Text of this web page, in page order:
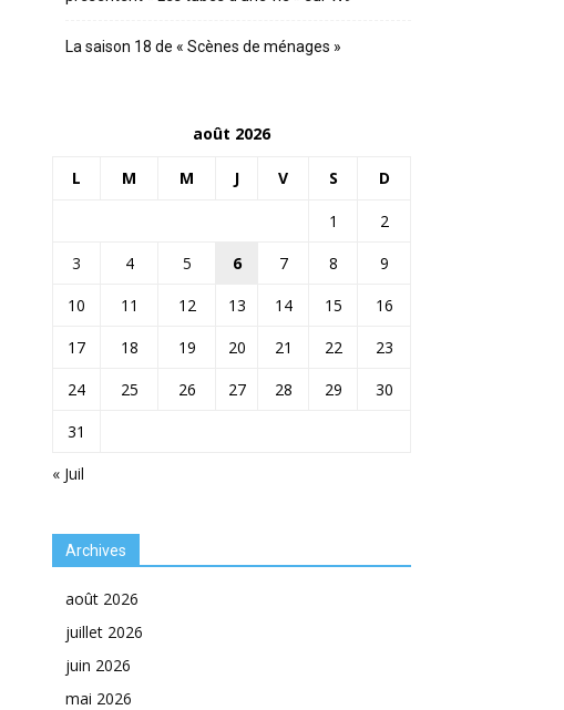
La saison 18 de « Scènes de ménages »
août 2026
L M M J V S D
« Juil
1
2
3
4 5 6 7 8
9
10
11 12 13 14 15
16
17
18 19 20 21 22
23
24
25 26 27 28 29
30
31
Archives
août 2026
juillet 2026
juin 2026
mai 2026